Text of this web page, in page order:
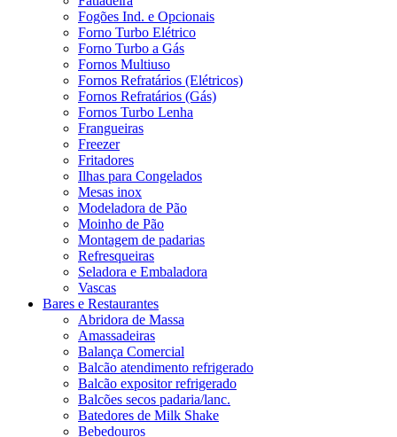
Fogões Ind. e Opcionais
Forno Turbo Elétrico
Forno Turbo a Gás
Fornos Multiuso
Fornos Refratários (Elétricos)
Fornos Refratários (Gás)
Fornos Turbo Lenha
Frangueiras
Freezer
Fritadores
Ilhas para Congelados
Mesas inox
Modeladora de Pão
Moinho de Pão
Montagem de padarias
Refresqueiras
Seladora e Embaladora
Vascas
Bares e Restaurantes
Abridora de Massa
Amassadeiras
Balança Comercial
Balcão atendimento refrigerado
Balcão expositor refrigerado
Balcões secos padaria/lanc.
Batedores de Milk Shake
Bebedouros